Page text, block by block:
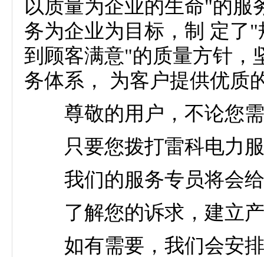
以质量为企业的生命"的服
务为企业为目标，制 定了
到顾客满意"的质量方针，
务体系， 为客户提供优质
尊敬的用户，不论您需
只要您拨打雷科电力服
我们的服务专员将会给
了解您的诉求，建立产
如有需要，我们会安排